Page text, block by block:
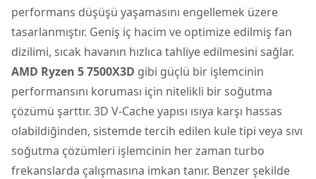
performans düşüşü yaşamasını engellemek üzere
tasarlanmıştır. Geniş iç hacim ve optimize edilmiş fan
dizilimi, sıcak havanın hızlıca tahliye edilmesini sağlar.
AMD Ryzen 5 7500X3D gibi güçlü bir işlemcinin
performansını koruması için nitelikli bir soğutma
çözümü şarttır. 3D V-Cache yapısı ısıya karşı hassas
olabildiğinden, sistemde tercih edilen kule tipi veya sıvı
soğutma çözümleri işlemcinin her zaman turbo
frekanslarda çalışmasına imkan tanır. Benzer şekilde